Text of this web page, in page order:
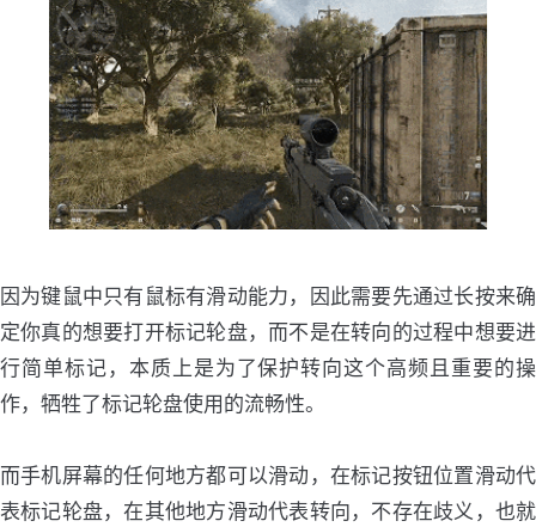
因为键鼠中只有鼠标有滑动能力，因此需要先通过长按来确
定你真的想要打开标记轮盘，而不是在转向的过程中想要进
行简单标记，本质上是为了保护转向这个高频且重要的操
作，牺牲了标记轮盘使用的流畅性。
而手机屏幕的任何地方都可以滑动，在标记按钮位置滑动代
表标记轮盘，在其他地方滑动代表转向，不存在歧义，也就